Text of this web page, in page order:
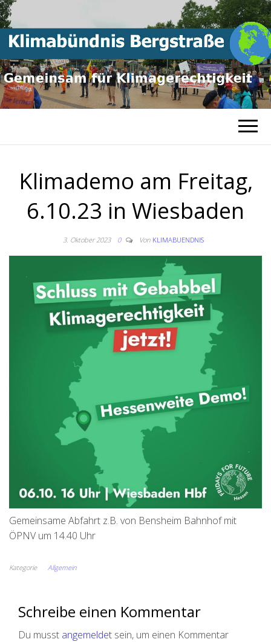
BERGSTRASSE
Gemeinsam für
Klimagerechtigkeit
Klimademo am Freitag,
6.10.23 in Wiesbaden
3. Oktober 2023 0 Von KLIMABUENDNIS
Gemeinsame Abfahrt z.B. von Bensheim Bahnhof mit
ÖPNV um 14.40 Uhr
Kategorie Allgemein
Schreibe einen Kommentar
Du musst angemeldet sein, um einen Kommentar